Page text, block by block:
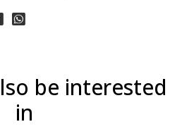
be interested
in